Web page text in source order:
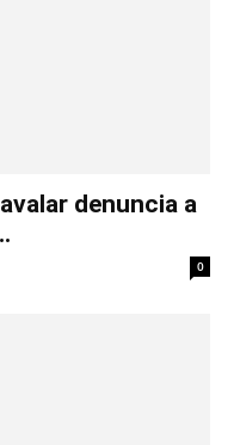
denuncia a
0